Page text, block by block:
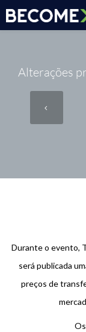
Alterações
Durante o evento,
será publicada
preços de